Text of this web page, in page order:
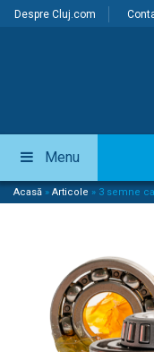
Despre Cluj.com
Menu
Acasă » Articole » 3 semne